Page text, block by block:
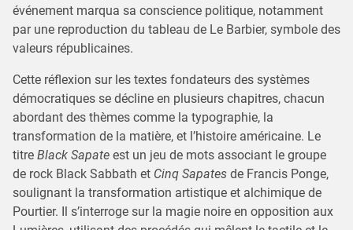
événement marqua sa conscience politique, notamment
par une reproduction du tableau de Le Barbier, symbole des
valeurs républicaines.
Cette réflexion sur les textes fondateurs des systèmes
démocratiques se décline en plusieurs chapitres, chacun
abordant des thèmes comme la typographie, la
transformation de la matière, et l’histoire américaine. Le
titre Black Sapate est un jeu de mots associant le groupe
de rock Black Sabbath et Cinq Sapates de Francis Ponge,
soulignant la transformation artistique et alchimique de
Pourtier. Il s’interroge sur la magie noire en opposition aux